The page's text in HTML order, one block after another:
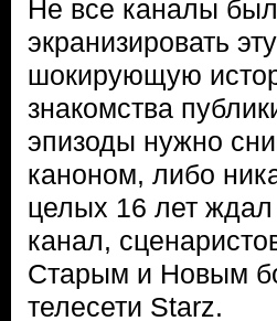
Не все каналы
экранизировать
шокирующую
знакомства
эпизоды нужно
каноном, либо
целых 16 лет ждал
канал,
Старым и Новым
телесети Starz.